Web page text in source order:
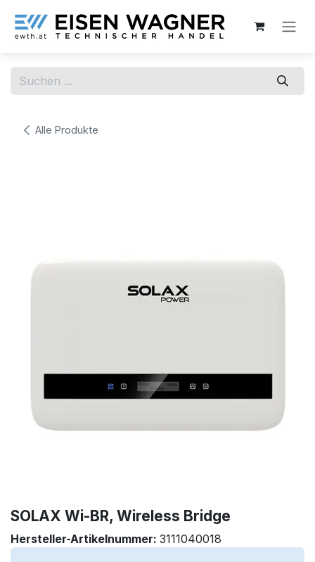
Alle Produkte
SOLAX Wi-BR, Wireless Bridge
Hersteller-Artikelnummer: 3111040018